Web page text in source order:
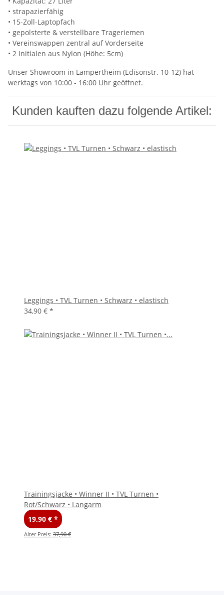
• strapazierfähig
• 15-Zoll-Laptopfach
• gepolsterte & verstellbare Trageriemen
• Vereinswappen zentral auf Vorderseite
• 2 Initialen aus Nylon (Höhe: 5cm)
Unser Showroom in Lampertheim (Edisonstr. 10-12) hat
werktags von 10:00 - 16:00 Uhr geöffnet.
Kunden kauften dazu folgende Artikel:
Leggings • TVL Turnen • Schwarz • elastisch
34,90 € *
Trainingsjacke • Winner II • TVL Turnen •
Rot/Schwarz • Langarm
19,90 € *
Alter Preis: 37,90 €